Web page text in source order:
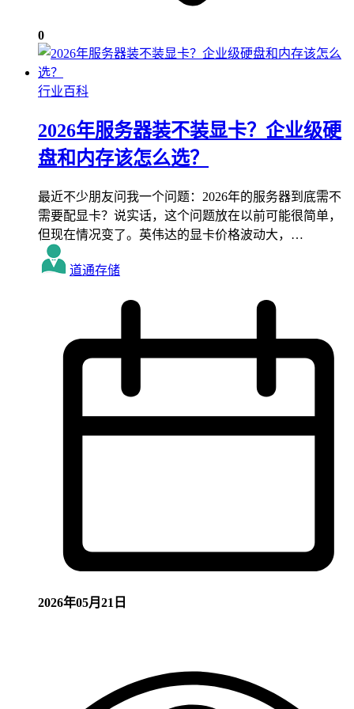
0
行业百科
2026年服务器装不装显卡？企业级硬
盘和内存该怎么选？
最近不少朋友问我一个问题：2026年的服务器到底需不
需要配显卡？说实话，这个问题放在以前可能很简单，
但现在情况变了。英伟达的显卡价格波动大，…
道通存储
2026年05月21日